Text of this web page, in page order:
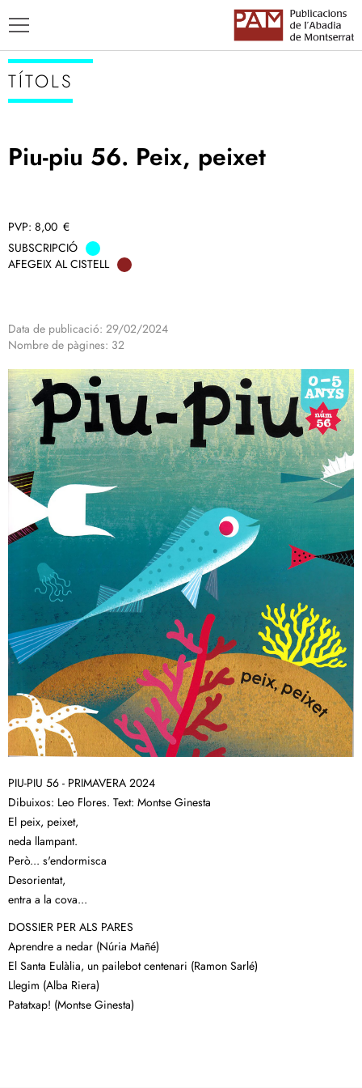
TÍTOLS
ENSENYAMENT CATALÀ
TÍTOLS
Piu-piu 56. Peix, peixet
8,00 €
SUBSCRIPCIÓ
AFEGEIX AL CISTELL
Data de publicació: 29/02/2024
Nombre de pàgines: 32
PIU-PIU 56 - PRIMAVERA 2024
Dibuixos: Leo Flores. Text: Montse Ginesta
El peix, peixet,
neda llampant.
Però... s'endormisca
Desorientat,
entra a la cova...
DOSSIER PER ALS PARES
Aprendre a nedar (Núria Mañé)
El Santa Eulàlia, un pailebot centenari (Ramon Sarlé)
Llegim (Alba Riera)
Patatxap! (Montse Ginesta)